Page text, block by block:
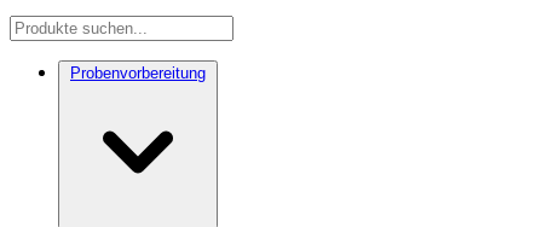
Probenvorbereitung